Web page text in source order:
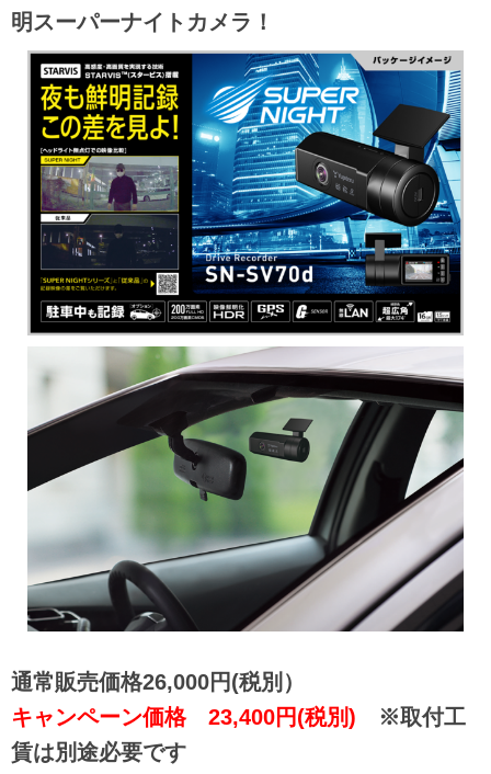
明スーパーナイトカメラ！
通常販売価格26,000円(税別）
キャンペーン価格 23,400円(税別) ※取付工
賃は別途必要です